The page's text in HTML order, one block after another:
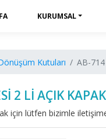
KURUMSAL
Kutuları AB-714
2 Lİ AÇIK
için lütfen bizimle